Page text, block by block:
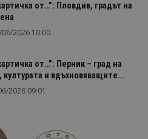
от…”: Пловдив, градът на
2026 10:00
от…”: Перник – град на
културата и вдъхновяващите...
2026 09:01